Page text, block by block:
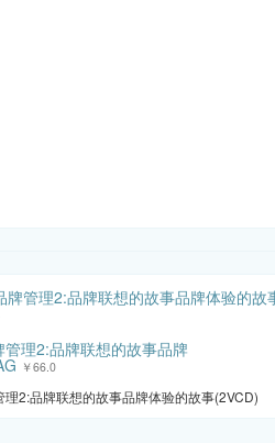
管理2:品牌联想的故事品牌
￥66.0
理2:品牌联想的故事品牌体验的故事(2VCD)